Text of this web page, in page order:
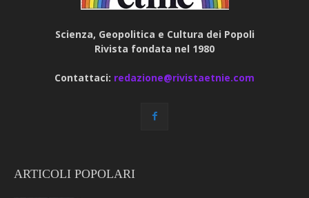
Scienza, Geopolitica e Cultura dei Popoli
Rivista fondata nel 1980
Contattaci: redazione@rivistaetnie.com
ARTICOLI POPOLARI